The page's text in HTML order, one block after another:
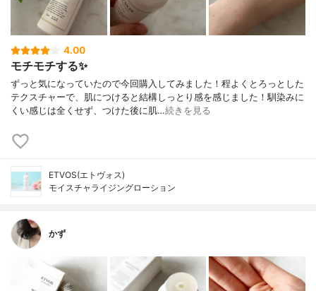
4.00
モチモチする✨
ずっと気になっていたので今回購入してみました！程よくとろっとした
テクスチャーで、肌につけると結構しっとり感を感じました！馴染みに
くい感じは全くせず、つけた後に肌…続きを見る
ETVOS(エトヴォス)
モイスチャライジングローション
かず